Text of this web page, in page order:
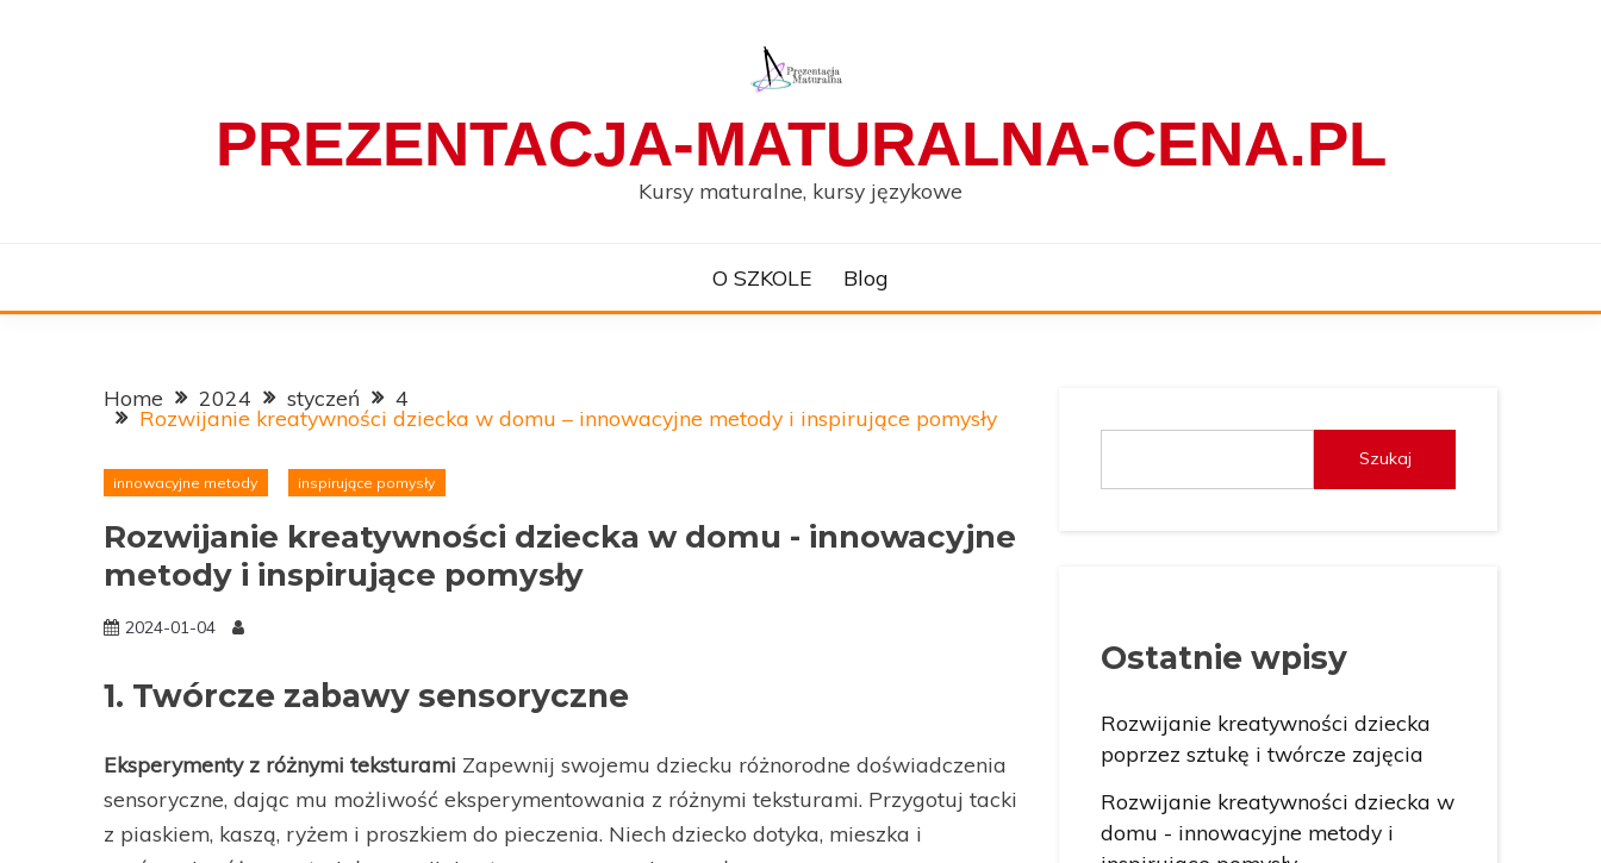
PREZENTACJA-MATURALNA-CENA.PL
Kursy maturalne, kursy językowe
O SZKOLE Blog
Home 2024 styczeń 4
Rozwijanie kreatywności dziecka w domu – innowacyjne metody i inspirujące pomysły
innowacyjne metody inspirujące pomysły
Rozwijanie kreatywności dziecka w domu - innowacyjne
metody i inspirujące pomysły
2024-01-04
1. Twórcze zabawy sensoryczne
Eksperymenty z różnymi teksturami Zapewnij swojemu dziecku różnorodne doświadczenia
sensoryczne, dając mu możliwość eksperymentowania z różnymi teksturami. Przygotuj tacki
z piaskiem, kaszą, ryżem i proszkiem do pieczenia. Niech dziecko dotyka, mieszka i
Szukaj
Ostatnie wpisy
Rozwijanie kreatywności dziecka
poprzez sztukę i twórcze zajęcia
Rozwijanie kreatywności dziecka w
domu - innowacyjne metody i